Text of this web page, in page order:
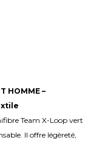
HOMME –
Team X-Loop vert
Il offre légèreté,